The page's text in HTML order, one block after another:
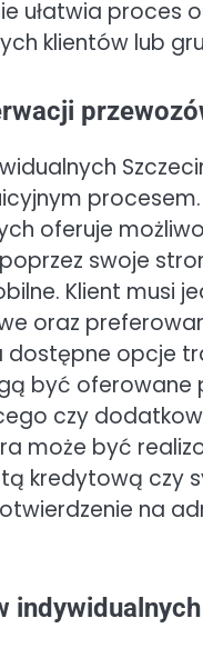
ułatwia
klientów lub
procesem.
oferuje
swoje
Klient musi
oraz
opcje
być oferowane
czy
może być
kredytową czy
na